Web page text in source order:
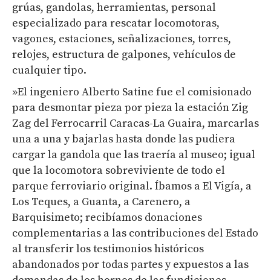
grúas, gandolas, herramientas, personal
especializado para rescatar locomotoras,
vagones, estaciones, señalizaciones, torres,
relojes, estructura de galpones, vehículos de
cualquier tipo.
»El ingeniero Alberto Satine fue el comisionado
para desmontar pieza por pieza la estación Zig
Zag del Ferrocarril Caracas-La Guaira, marcarlas
una a una y bajarlas hasta donde las pudiera
cargar la gandola que las traería al museo; igual
que la locomotora sobreviviente de todo el
parque ferroviario original. Íbamos a El Vigía, a
Los Teques, a Guanta, a Carenero, a
Barquisimeto; recibíamos donaciones
complementarias a las contribuciones del Estado
al transferir los testimonios históricos
abandonados por todas partes y expuestos a las